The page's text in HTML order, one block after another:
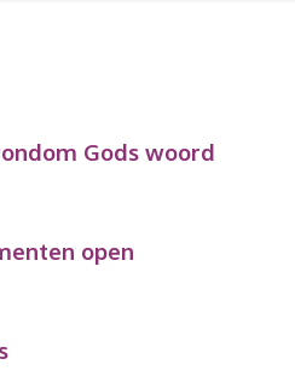
Gods woord
open